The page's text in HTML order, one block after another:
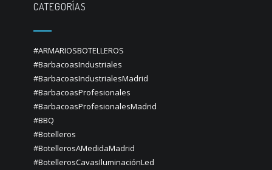
CATEGORÍAS
#ARMARIOSBOTELLEROS
#BarbacoasIndustriales
#BarbacoasIndustrialesMadrid
#BarbacoasProfesionales
#BarbacoasProfesionalesMadrid
#BBQ
#Botelleros
#BotellerosAMedidaMadrid
#BotellerosCavasIluminaciónLed